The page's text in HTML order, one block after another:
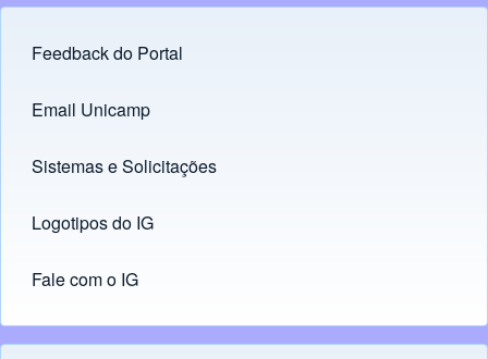
Footer menu
Feedback do Portal
Links
Email Unicamp
(opens in new tab)
Sistemas e Solicitações
(opens in new tab)
Logotipos do IG
(opens in new tab)
Fale com o IG